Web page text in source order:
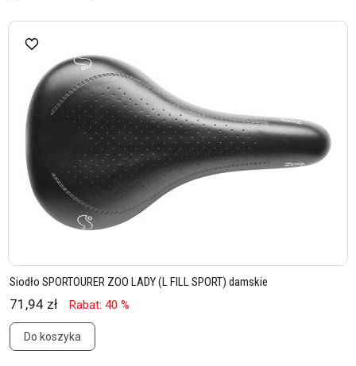
Siodło SPORTOURER ZOO LADY (L FILL SPORT) damskie
71,94 zł Rabat: 40 %
Do koszyka